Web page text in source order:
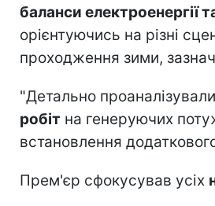
баланси електроенергії
орієнтуючись на різні
проходження зими,
"Детально проаналізували
робіт на генеруючих
встановлення
Прем'єр сфокусував усіх